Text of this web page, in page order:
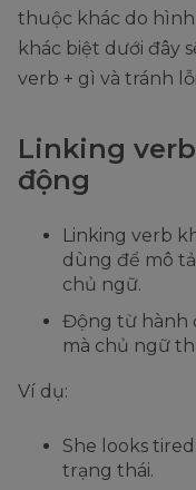
thuộc khác do
khác biệt dưới đây
verb + gì và tránh
Linking
động
Linking verb
dùng để mô
chủ ngữ.
Động từ hành
mà chủ ngữ
Ví dụ:
She looks
trạng thái.